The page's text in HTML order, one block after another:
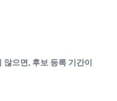
으면, 후보 등록 기간이